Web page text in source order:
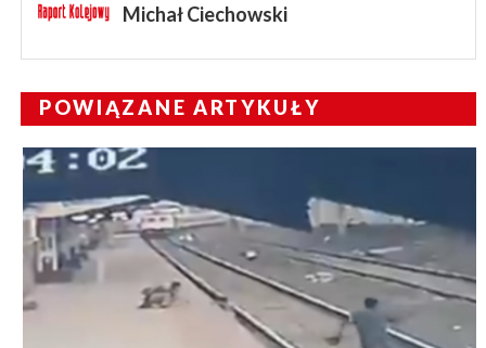
Michał Ciechowski
POWIĄZANE ARTYKUŁY